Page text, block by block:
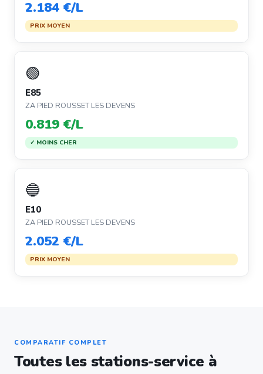
2.184 €/L
PRIX MOYEN
🟢
E85
ZA PIED ROUSSET LES DEVENS
0.819 €/L
✓ MOINS CHER
🔵
E10
ZA PIED ROUSSET LES DEVENS
2.052 €/L
PRIX MOYEN
COMPARATIF COMPLET
Toutes les stations-service à